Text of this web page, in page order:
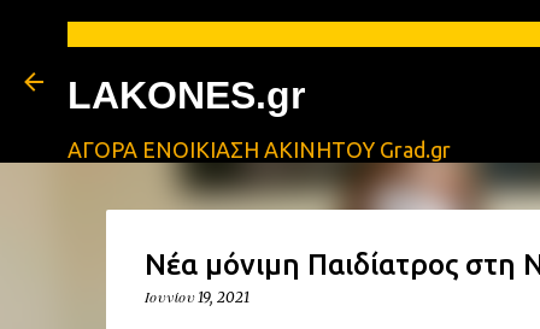
LAKONES.gr
ΑΓΟΡΑ ΕΝΟΙΚΙΑΣΗ ΑΚΙΝΗΤΟΥ Grad.gr
Νέα μόνιμη Παιδίατρος
Ιουνίου 19, 2021